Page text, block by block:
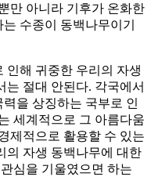
만 아니라 기후가 온화한
수종이 동백나무이기
인해 귀중한 우리의 자생
는 절대 안된다. 각국에서
을 상징하는 국부로 인
세계적으로 그 아름다움
제적으로 활용할 수 있는
의 자생 동백나무에 대한
심을 기울였으면 하는